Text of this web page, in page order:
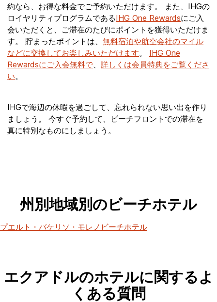
約なら、お得な料金でご予約いただけます。 また、IHGの
ロイヤリティプログラムであるIHG One Rewardsにご入
会いただくと、ご滞在のたびにポイントを獲得いただけま
す。 貯まったポイントは、 無料宿泊や航空会社のマイル
などに交換してお楽しみいただけます。 IHG One
Rewardsにご入会無料で、 詳しくは会員特典をご覧くださ
い。
IHGで海辺の休暇を過ごして、忘れられない思い出を作り
ましょう。 今すぐ予約して、ビーチフロントでの滞在を
真に特別なものにしましょう。
州別地域別のビーチホテル
プエルト・バケリソ・モレノビーチホテル
エクアドルのホテルに関するよ
くある質問